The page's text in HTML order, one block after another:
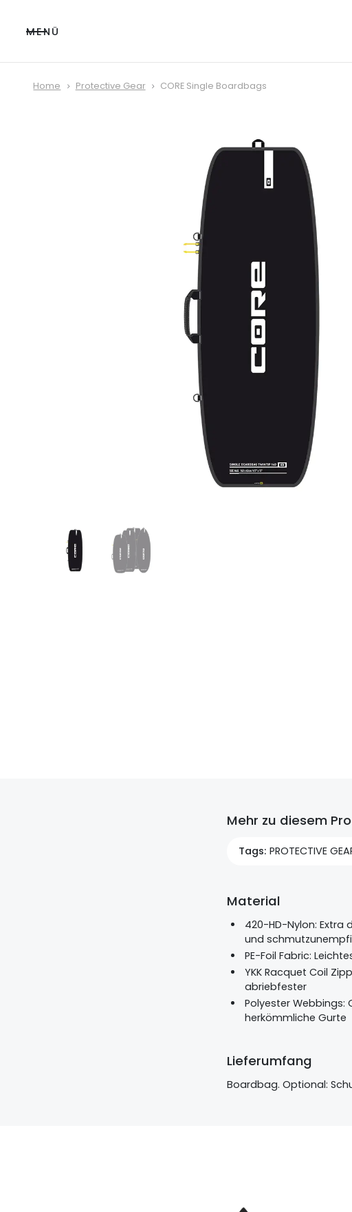
MENÜ
Home Protective Gear CORE Single Boardbags
Mehr zu diesem
Tags PROTECTIVE
Material
420-HD-Nylon:
und
PE-Foil Fabric:
YKK Racquet Coil
abriebfester
Polyester
herkömmliche Gurte
Lieferumfang
Boardbag. Optional: